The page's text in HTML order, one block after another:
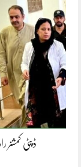
ڈپٹی کمشنر